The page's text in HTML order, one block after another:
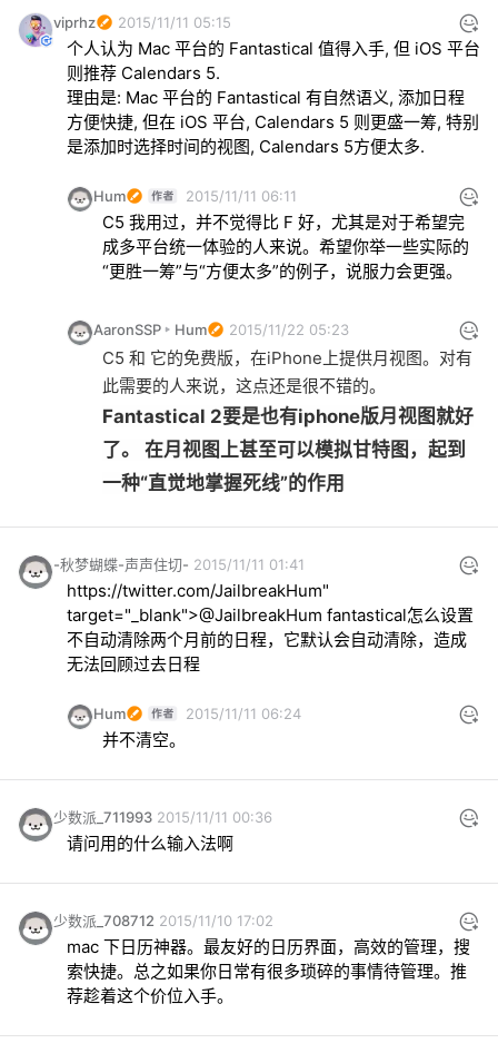
viprhz 2015/11/11 05:15
个人认为 Mac 平台的 Fantastical 值得入手, 但 iOS 平台
则推荐 Calendars 5.
理由是: Mac 平台的 Fantastical 有自然语义, 添加日程
方便快捷, 但在 iOS 平台, Calendars 5 则更盛一筹, 特别
是添加时选择时间的视图, Calendars 5方便太多.
Hum 2015/11/11 06:11
C5 我用过，并不觉得比 F 好，尤其是对于希望完
成多平台统一体验的人来说。希望你举一些实际的
“更胜一筹”与“方便太多”的例子，说服力会更强。
AaronSSP Hum 2015/11/22 05:23
C5 和 它的免费版，在iPhone上提供月视图。对有
此需要的人来说，这点还是很不错的。
Fantastical 2要是也有iphone版月视图就好
了。 在月视图上甚至可以模拟甘特图，起到
一种“直觉地掌握死线”的作用
-秋梦蝴蝶-声声住切- 2015/11/11 01:41
https://twitter.com/JailbreakHum"
target="_blank">@JailbreakHum fantastical怎么设置
不自动清除两个月前的日程，它默认会自动清除，造成
无法回顾过去日程
Hum 2015/11/11 06:24
并不清空。
少数派_711993 2015/11/11 00:36
请问用的什么输入法啊
少数派_708712 2015/11/10 17:02
mac 下日历神器。最友好的日历界面，高效的管理，搜
索快捷。总之如果你日常有很多琐碎的事情待管理。推
荐趁着这个价位入手。